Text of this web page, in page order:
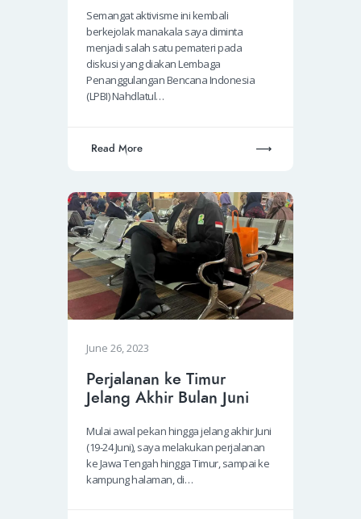
Semangat aktivisme ini kembali
berkejolak manakala saya diminta
menjadi salah satu pemateri pada
diskusi yang diakan Lembaga
Penanggulangan Bencana Indonesia
(LPBI) Nahdlatul…
Read More
June 26, 2023
Perjalanan ke Timur
Jelang Akhir Bulan Juni
Mulai awal pekan hingga jelang akhir Juni
(19-24 Juni), saya melakukan perjalanan
ke Jawa Tengah hingga Timur, sampai ke
kampung halaman, di…